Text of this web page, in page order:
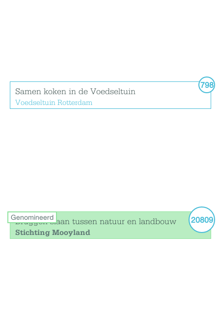
798
Samen koken in de Voedseltuin
Voedseltuin Rotterdam
20809
Genomineerd
Bruggen slaan tussen natuur en landbouw
Stichting Mooyland